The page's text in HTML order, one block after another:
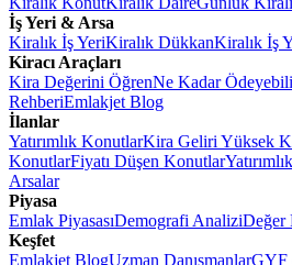
İş Yeri & Arsa
Kiralık İş YeriKiralık DükkanKiralık İş
Kiracı Araçları
Kira Değerini ÖğrenNe Kadar
RehberiEmlakjet Blog
İlanlar
Yatırımlık KonutlarKira Geliri Yüksek
KonutlarFiyatı Düşen Konutlar
Arsalar
Piyasa
Emlak PiyasasıDemografi AnaliziDeğer
Keşfet
Emlakjet BlogUzman DanışmanlarGYF